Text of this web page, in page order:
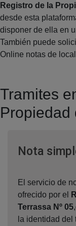
Registro de la
desde esta
disponer de ella en
También puede
Online notas de
Tramites
Propiedad
Nota
El servicio de
ofrecido por el
Terrassa Nº 05
la identidad